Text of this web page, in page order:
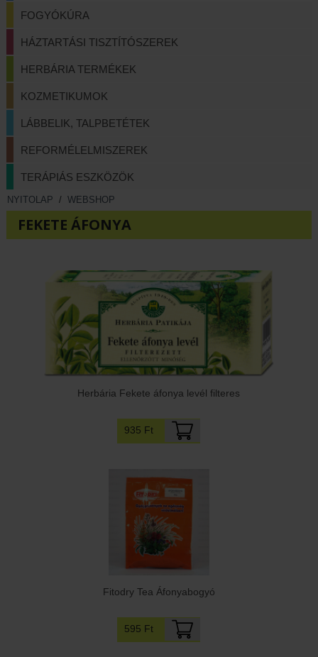
FOGYÓKÚRA
HÁZTARTÁSI TISZTÍTÓSZEREK
HERBÁRIA TERMÉKEK
KOZMETIKUMOK
LÁBBELIK, TALPBETÉTEK
REFORMÉLELMISZEREK
TERÁPIÁS ESZKÖZÖK
NYITOLAP / WEBSHOP
FEKETE ÁFONYA
Herbária Fekete áfonya levél filteres
935 Ft
Fitodry Tea Áfonyabogyó
595 Ft